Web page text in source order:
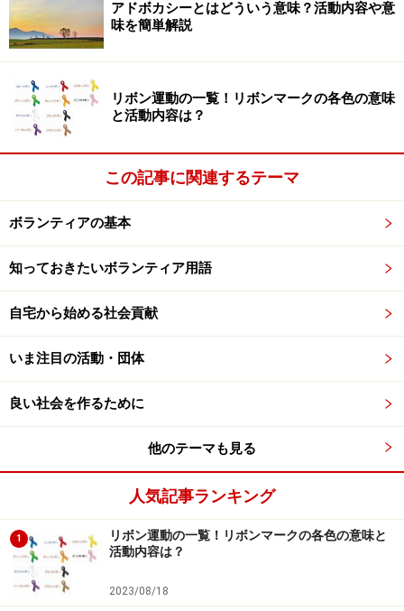
これまでの仕事は、会社の利益をあげるため、家族の生
活を支えるためのものでした。でも、ボランティアは自
分のため。気負わず、楽しく取り組みたいものです。
「これといった趣味はないけれど、ボランティアならで
きるかも」「せっかくゆとりができたのだから、ボラン
ティアでも始めよう」くらいの軽い気持ちで探してみま
ますし、「もっとやってみたい」と思うことなら、活動
していくうちに結果として社会に貢献できているはずで
ポイント２「人の役に立った体験」を思い
出してみる
国際協力など、その分野も活動も多岐に渡ります。自分
に何ができるのか、興味や関心がどこにあるのかが絞れ
ないという方も多いでしょう。
そういったときは子ども時代や青春時代の「人の役に立
った体験」を思いだしてみることがオススメです。たと
えば、地域の活動で役に立ったと充実感を感じたり、と
ても困っているときに誰かが差しのべてくれた手の温か
さをずっと覚えていたり。社会に矛盾を感じ、熱く語り
アドボカシーとはどういう意味？活動内容や意
味を簡単解説
リボン運動の一覧！リボンマークの各色の意味
と活動内容は？
この記事に関連するテーマ
ボランティアの基本
知っておきたいボランティア用語
自宅から始める社会貢献
いま注目の活動・団体
良い社会を作るために
他のテーマも見る
人気記事ランキング
1
リボン運動の一覧！リボンマークの各色の意味と
活動内容は？
2023/08/18